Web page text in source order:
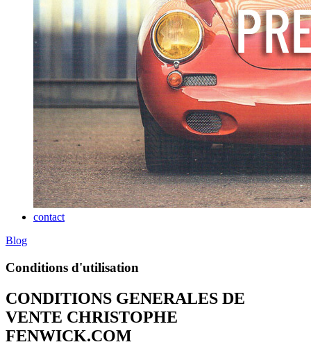
contact
Blog
Conditions d'utilisation
CONDITIONS GENERALES DE
VENTE CHRISTOPHE
FENWICK.COM